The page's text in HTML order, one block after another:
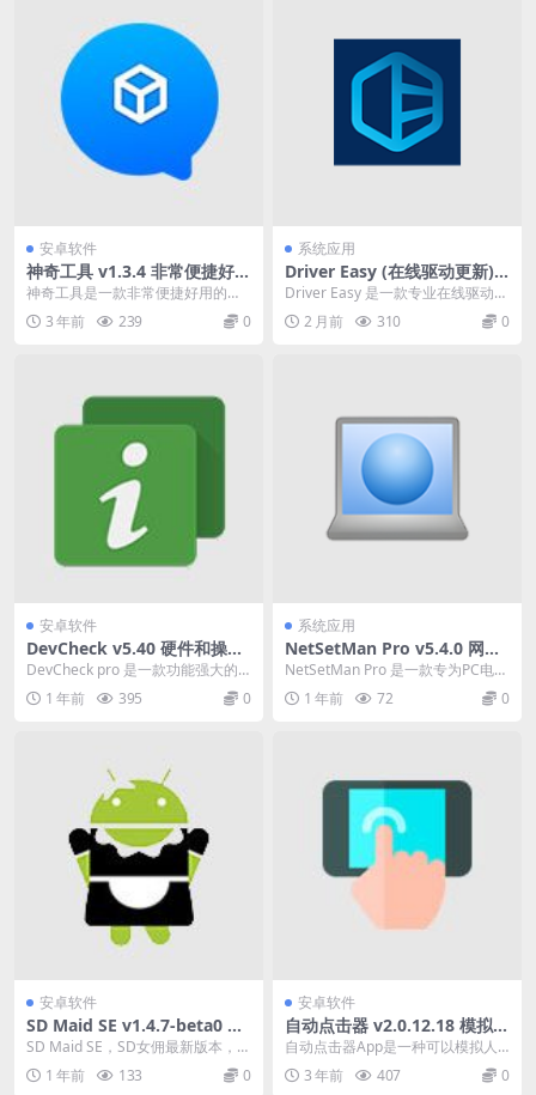
安卓软件
神奇工具 v1.3.4 非常便捷好用
的多功能工具箱，无广告解锁
会员版
神奇工具是一款非常便捷好用的手
机工具箱。该软件中有很多实用的
小工具，这些工具可以...
3 年前 239 0
系统应用
Driver Easy (在线驱动更新) v
7.1.3.5200 中文破解便携式版
Driver Easy 是一款专业在线驱动更
新软件，旨在与系统驱动程序配合
使用 ...
2 月前 310 0
安卓软件
DevCheck v5.40 硬件和操作
系统信息检测查看软件，解锁
专业版
DevCheck pro 是一款功能强大的
手机硬件和操作系统信息检测查看
软件，提...
1 年前 395 0
系统应用
NetSetMan Pro v5.4.0 网络
切换工具激活版下载
NetSetMan Pro 是一款专为PC电脑
打造的网络设置管理工具，支持Wi
n... 1 年前 72 0
安卓软件
SD Maid SE v1.4.7-beta0 快
速清理系统，高级版
SD Maid SE，SD女佣最新版本，为
用户带来更专业的系统清理服务，
快速清理...
1 年前 133 0
安卓软件
自动点击器 v2.0.12.18 模拟人
工点击操作的应用程序，去广
告纯净版
自动点击器App是一种可以模拟人
工点击操作的应用程序。它通过自
动触摸屏幕上的特定...
3 年前 407 0